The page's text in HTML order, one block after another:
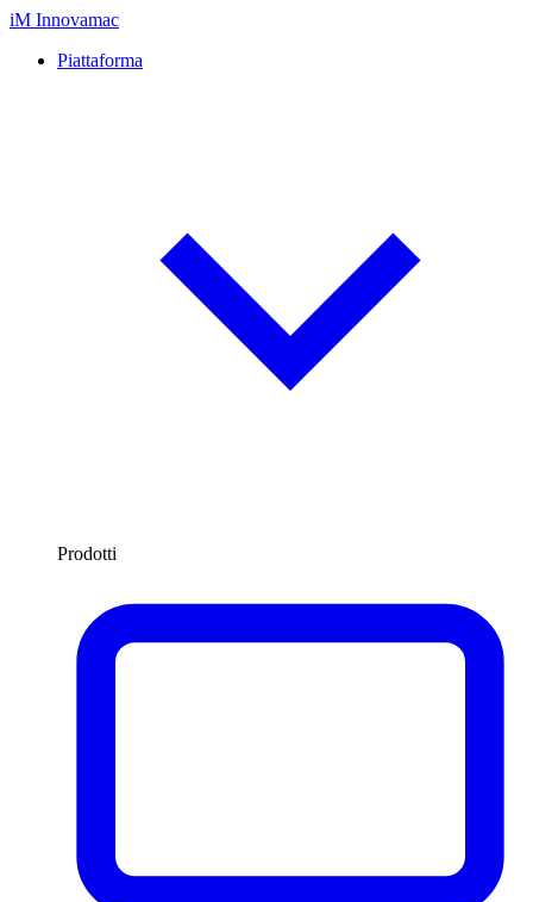
iM Innovamac
Piattaforma
Prodotti